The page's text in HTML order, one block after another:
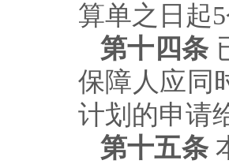
算单之日起5
第十四条
保障人应同
计划的申请
第十五条